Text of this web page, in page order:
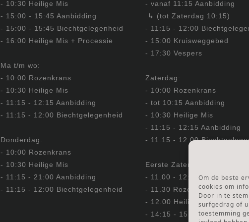
Om de beste
cookies om
Door in te
surfgedrag of
toestemming
- 10:30 Heilige Mis
- 15:00 - 15:45 Aanbidding
- 15:00 - 15:45 Biechtgelegenheid
- 16:00 Heilige Mis + Processie
Ma t/m wo:
- 10:00 Rozenkrans
- 10:30 Heilige Mis
- 11:15 - 12:15 Aanbidding
- 11:15 - 12:00 Biechtgelegenheid
Donderdag:
- 10:00 Rozenkrans
- 10:30 Heilige Mis
- 11:15 - 21:00 Aanbidding
- 11:15 - 12:00 Biechtgelegenheid
- vanaf 11:15 Aanbidding
↳ (tot Zaterdag 10:15)
- 11:15 - 12:00
- 15:00 Kruisweggebed
- 17:30 Vespers
Zaterdag:
- 10:00 Rozenkrans
- tot 10:15 Aanbidding
- 10:30 Heilige Mis
- 11:15 - 12:15 Aanbidding
- 11:15 - 12.00
Eerste Zaterdag Bedevaart:
- 11.00 - 12:00
- 11.30 Rozenkrans
- 12.00 Heilige Mis
- 14:15 - 15:30 Aanbidding